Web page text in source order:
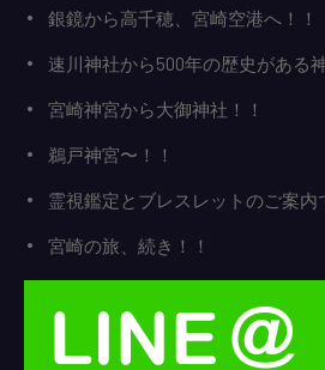
銀鏡から高千穂、宮崎空港へ！！
速川神社から500年の歴史がある
宮崎神宮から大御神社！！
鵜戸神宮〜！！
霊視鑑定とブレスレットのご案内
宮崎の旅、続き！！